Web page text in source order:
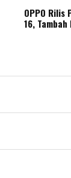
OPPO Rilis
16,